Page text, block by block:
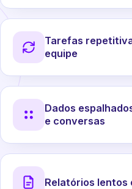
Tarefas
equipe
Dados
e conversas
Relatórios lentos